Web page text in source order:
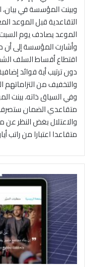
وبينت المؤسسة في بيان،
الموعد يصادف يوم
وأشارت المؤسسة إلى أن
اقتطاع أقساط السلف
دون ترتيب أية فوائد
والتخفيف من التزاماتهم
وفي السياق ذاته، بينت
متقاعدي الضمان ستصرف
متقاعدا اعتبارا من راتب
ط
ل
ا
ق
م
ن
ص
ة